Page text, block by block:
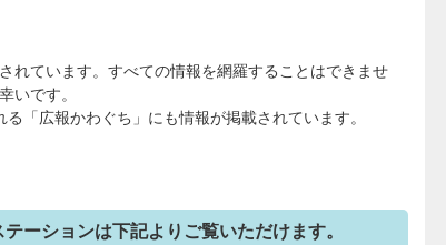
れています。すべての情報を網羅することはできませ
いです。
「広報かわぐち」にも情報が掲載されています。
ーションは下記よりご覧いただけます。